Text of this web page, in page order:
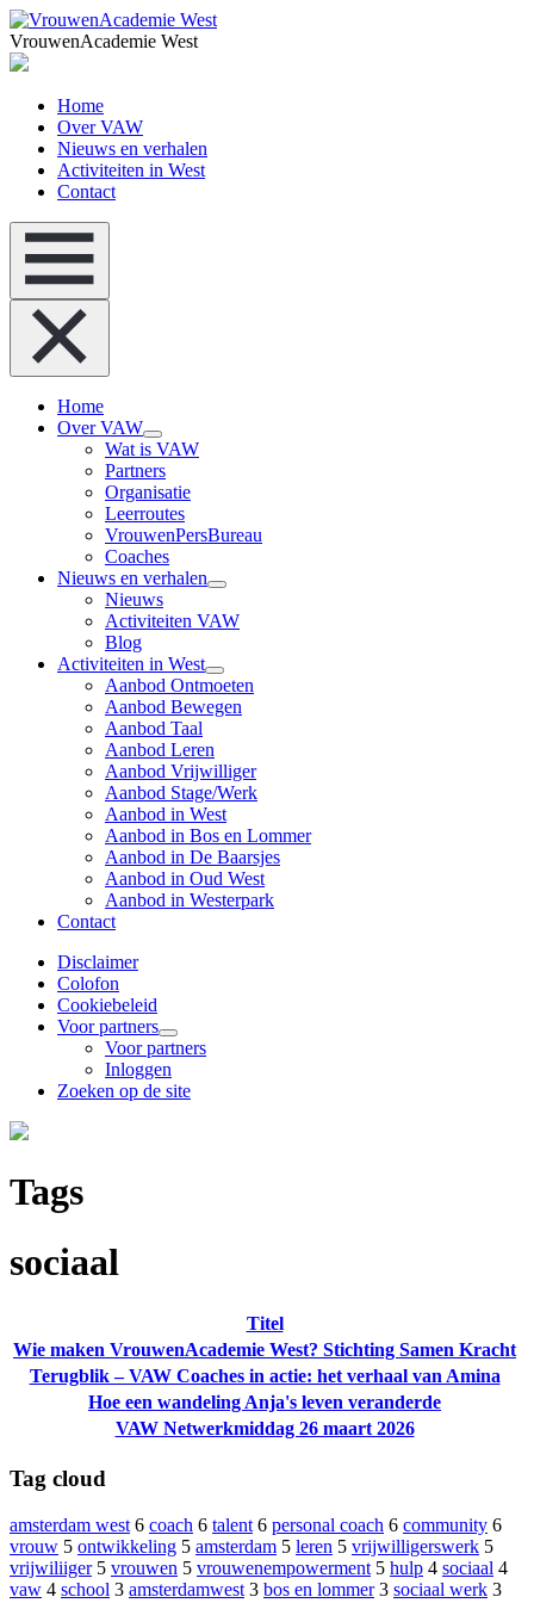
VrouwenAcademie West
Home
Over VAW
Nieuws en verhalen
Activiteiten in West
Contact
Home
Over VAW
Wat is VAW
Partners
Organisatie
Leerroutes
VrouwenPersBureau
Coaches
Nieuws en verhalen
Nieuws
Activiteiten VAW
Blog
Activiteiten in West
Aanbod Ontmoeten
Aanbod Bewegen
Aanbod Taal
Aanbod Leren
Aanbod Vrijwilliger
Aanbod Stage/Werk
Aanbod in West
Aanbod in Bos en Lommer
Aanbod in De Baarsjes
Aanbod in Oud West
Aanbod in Westerpark
Contact
Disclaimer
Colofon
Cookiebeleid
Voor partners
Voor partners
Inloggen
Zoeken op de site
Tags
sociaal
Titel
Wie maken VrouwenAcademie West? Stichting Samen Kracht
Terugblik – VAW Coaches in actie: het verhaal van Amina
Hoe een wandeling Anja's leven veranderde
VAW Netwerkmiddag 26 maart 2026
Tag cloud
amsterdam west 6 coach 6 talent 6 personal coach 6 community 6
vrouw 5 ontwikkeling 5 amsterdam 5 leren 5 vrijwilligerswerk 5
vrijwiliiger 5 vrouwen 5 vrouwenempowerment 5 hulp 4 sociaal 4
vaw 4 school 3 amsterdamwest 3 bos en lommer 3 sociaal werk 3